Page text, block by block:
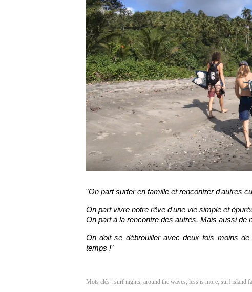
"On part surfer en famille et rencontrer d'autres
On part vivre notre rêve d'une vie simple et
On part à la rencontre des autres. Mais aussi de
On doit se débrouiller avec deux fois moins
temps !"
Mots clés : surf nights, around the waves, less is more, surf island